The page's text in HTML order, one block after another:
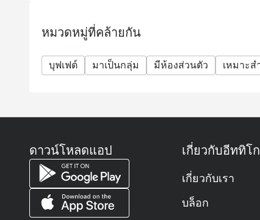
เนื่องของร้านอาหารอื่นๆ [Premium À La Carte
หมวดหมู่ที่คล้ายกัน
บุฟเฟต์ มาเป็นกลุ่ม มีห้องส่วนตัว เหมาะส
ดาวน์โหลดแอป เกี่ยวกับอีททิโก
เกี่ยวกับเรา
บล็อก